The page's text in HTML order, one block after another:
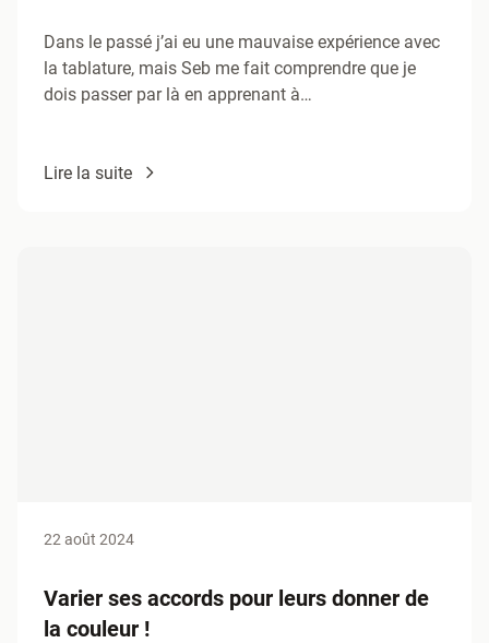
Dans le passé j’ai eu une mauvaise expérience avec
la tablature, mais Seb me fait comprendre que je
dois passer par là en apprenant à…
Lire la suite
22 août 2024
Varier ses accords pour leurs donner de
la couleur !